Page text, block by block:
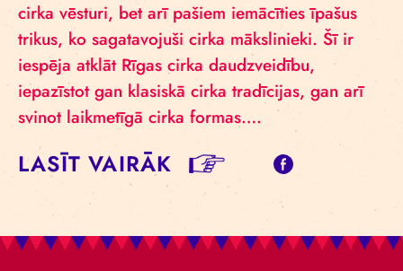
cirka vēsturi, bet arī pašiem iemācīties īpašus
trikus, ko sagatavojuši cirka mākslinieki. Šī ir
iespēja atklāt Rīgas cirka daudzveidību,
iepazīstot gan klasiskā cirka tradīcijas, gan arī
svinot laikmetīgā cirka formas….
LASĪT VAIRĀK